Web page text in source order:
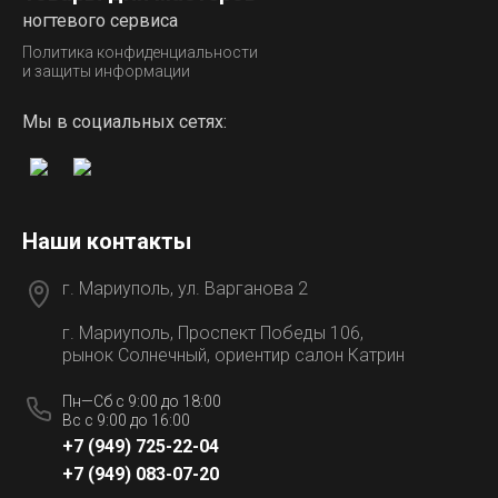
ногтевого сервиса
Политика конфиденциальности
и защиты информации
Мы в социальных сетях:
Наши контакты
г. Мариуполь, ул. Варганова 2
г. Мариуполь, Проспект Победы 106,
рынок Солнечный, ориентир салон Катрин
Пн—Сб с 9:00 до 18:00
Вс с 9:00 до 16:00
+7 (949) 725-22-04
+7 (949) 083-07-20